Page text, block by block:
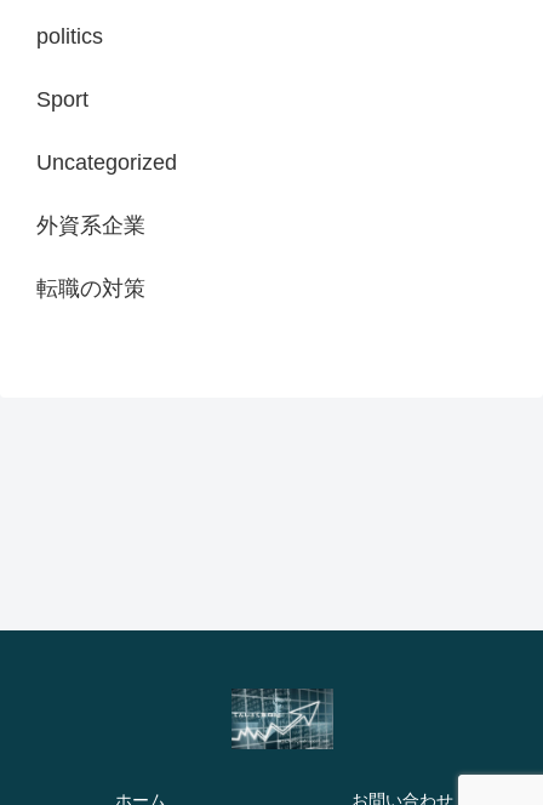
politics
Sport
Uncategorized
外資系企業
転職の対策
ホーム お問い合わせ